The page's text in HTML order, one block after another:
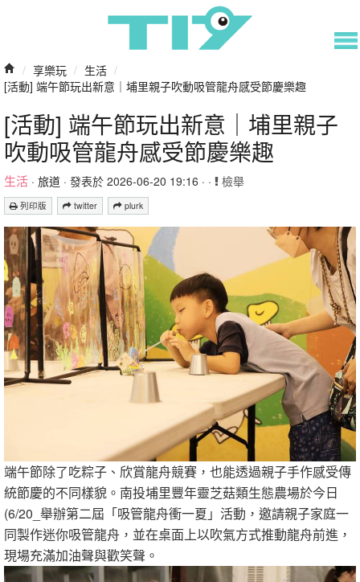
/ 享樂玩 / 生活 /
[活動] 端午節玩出新意｜埔里親子吹動吸管龍舟感受節慶樂趣
[活動] 端午節玩出新意｜埔里親子
吹動吸管龍舟感受節慶樂趣
生活 · 旅道 · 發表於 2026-06-20 19:16 · · 檢舉
列印版 twitter plurk
端午節除了吃粽子、欣賞龍舟競賽，也能透過親子手作感受傳
統節慶的不同樣貌。南投埔里豐年靈芝菇類生態農場於今日
(6/20_舉辦第二屆「吸管龍舟衝一夏」活動，邀請親子家庭一
同製作迷你吸管龍舟，並在桌面上以吹氣方式推動龍舟前進，
現場充滿加油聲與歡笑聲。